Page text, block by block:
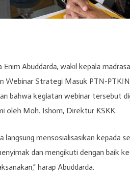
Abuddarda, wakil kepala
Webinar Strategi Masuk PTN-
bahwa kegiatan webinar tersebut
oleh Moh. Ishom, Direktur KSKK.
mensosialisasikan kepada
dan mengikuti dengan baik
harap Abuddarda.